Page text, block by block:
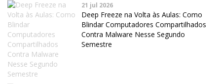
21 jul 2026
Deep Freeze na Volta às Aulas: Como
Blindar Computadores Compartilhados
Contra Malware Nesse Segundo
Semestre